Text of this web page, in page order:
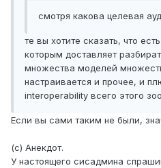
смотря какова целевая
те вы хотите сказать, что
которым доставляет
множества моделей
настраивается и прочее, и
interoperability всего этого
Если вы сами таким не были,
(с) Анекдот.
У настоящего сисадмина